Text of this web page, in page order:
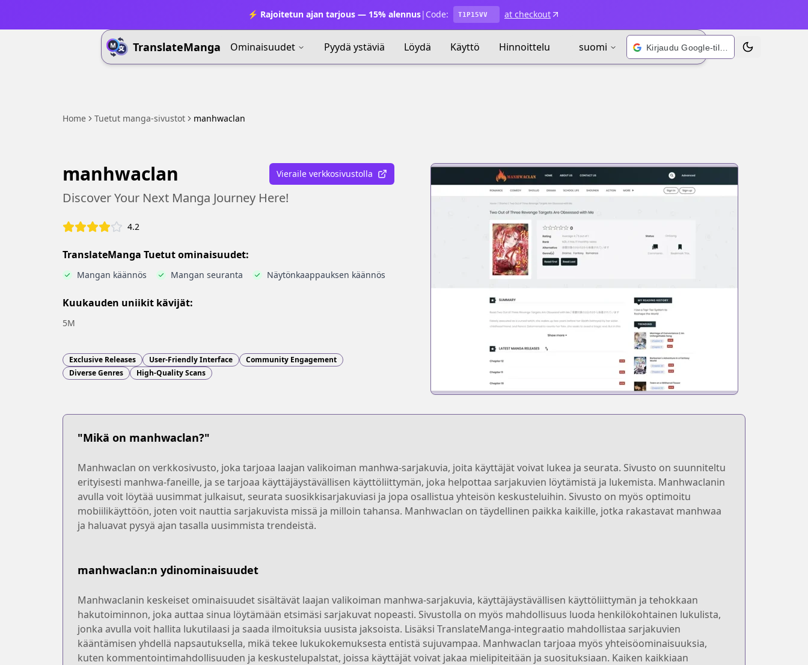
⚡ Rajoitetun ajan tarjous — 15% alennus| Code: T1P15VV at checkout
TranslateManga Ominaisuudet Pyydä ystäviä Löydä Käyttö Hinnoittelu suomi Kirjaudu Google-tilillä Vaihda teema
Home Tuetut manga-sivustot manhwaclan
manhwaclan Vieraile verkkosivustolla
Discover Your Next Manga Journey Here!
4.2
TranslateManga Tuetut ominaisuudet:
Mangan käännös Mangan seuranta Näytönkaappauksen käännös
Kuukauden uniikit kävijät:
5M
Exclusive Releases User-Friendly Interface
Community Engagement
Diverse Genres
High-Quality Scans
"Mikä on manhwaclan?"
Manhwaclan on verkkosivusto, joka tarjoaa laajan valikoiman manhwa-sarjakuvia, joita käyttäjät voivat lukea ja seurata. Sivusto on suunniteltu
erityisesti manhwa-faneille, ja se tarjoaa käyttäjäystävällisen käyttöliittymän, joka helpottaa sarjakuvien löytämistä ja lukemista. Manhwaclanin
avulla voit löytää uusimmat julkaisut, seurata suosikkisarjakuviasi ja jopa osallistua yhteisön keskusteluihin. Sivusto on myös optimoitu
mobiilikäyttöön, joten voit nauttia sarjakuvista missä ja milloin tahansa. Manhwaclan on täydellinen paikka kaikille, jotka rakastavat manhwaa
ja haluavat pysyä ajan tasalla uusimmista trendeistä.
manhwaclan:n ydinominaisuudet
Manhwaclanin keskeiset ominaisuudet sisältävät laajan valikoiman manhwa-sarjakuvia, käyttäjäystävällisen käyttöliittymän ja tehokkaan
hakutoiminnon, joka auttaa sinua löytämään etsimäsi sarjakuvat nopeasti. Sivustolla on myös mahdollisuus luoda henkilökohtainen lukulista,
jonka avulla voit hallita lukutilaasi ja saada ilmoituksia uusista jaksoista. Lisäksi TranslateManga-integraatio mahdollistaa sarjakuvien
kääntämisen yhdellä napsautuksella, mikä tekee lukukokemuksesta entistä sujuvampaa. Manhwaclan tarjoaa myös yhteisöominaisuuksia,
kuten kommentointimahdollisuuden ja keskustelupalstat, joissa käyttäjät voivat jakaa mielipiteitään ja suosituksiaan. Kaiken kaikkiaan